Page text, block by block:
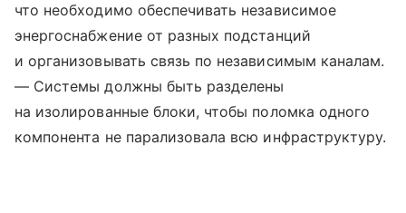
что необходимо обеспечивать независимое
энергоснабжение от разных подстанций
и организовывать связь по независимым каналам.
— Системы должны быть разделены
на изолированные блоки, чтобы поломка одного
компонента не парализовала всю инфраструктуру.